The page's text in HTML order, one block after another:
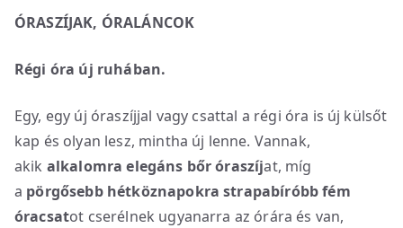
ÓRASZÍJAK, ÓRALÁNCOK
Régi óra új ruhában.
Egy, egy új óraszíjjal vagy csattal a régi óra is új külsőt
kap és olyan lesz, mintha új lenne. Vannak,
akik alkalomra elegáns bőr óraszíjat, míg
a pörgősebb hétköznapokra strapabíróbb fém
óracsatot cserélnek ugyanarra az órára és van,